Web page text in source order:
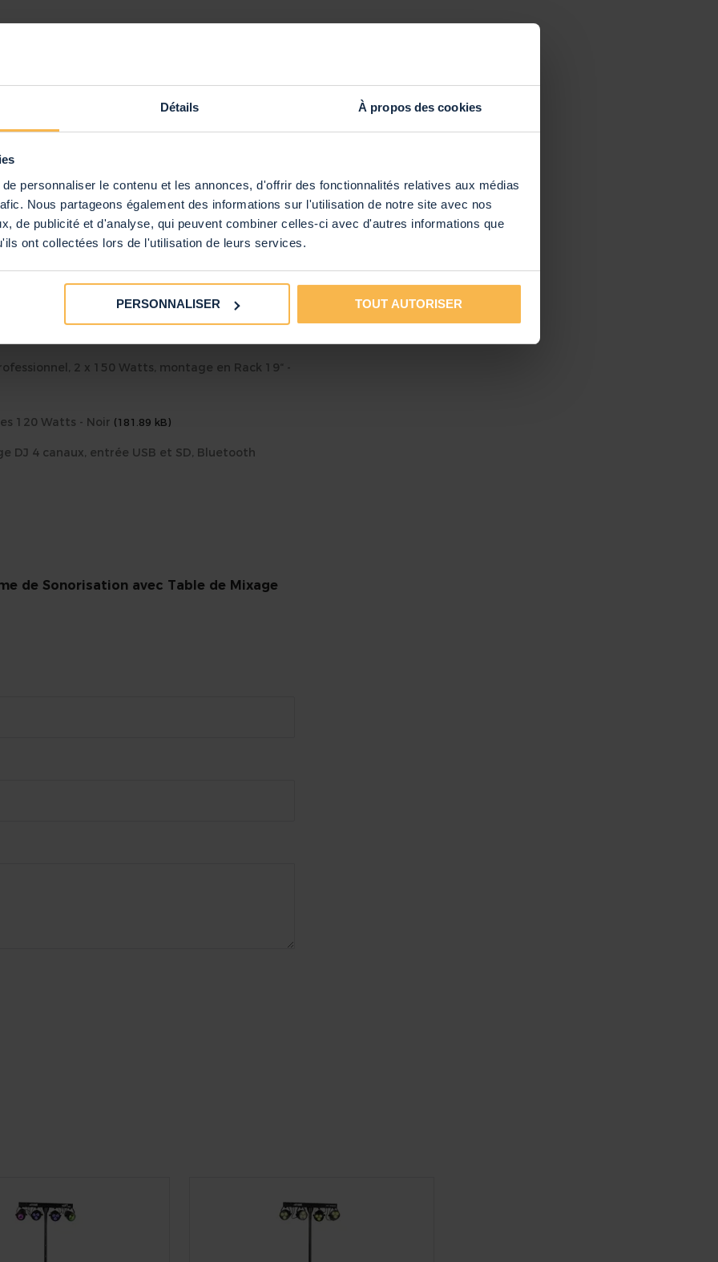
Détails À propos des cookies
personnaliser le contenu et les annonces, d'offrir des fonctionnalités relatives aux médias
Nous partageons également des informations sur l'utilisation de notre site avec nos
de publicité et d'analyse, qui peuvent combiner celles-ci avec d'autres informations que
ont collectées lors de l'utilisation de leurs services.
PERSONNALISER TOUT AUTORISER
d'Alimentation IEC C13 3c, External Power
Fixed Plug
- Noir
2x 150 Watts, Montage en Rack
Entrée USB, Bluetooth
avec Micro-Casque
2 x 150 Watts, montage en Rack 19“ -
120 Watts - Noir (181.89 kB)
DJ 4 canaux, entrée USB et SD, Bluetooth
de Sonorisation avec Table de Mixage